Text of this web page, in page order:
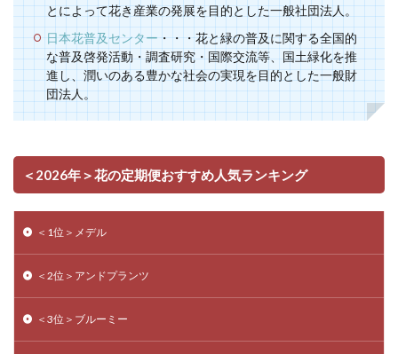
とによって花き産業の発展を目的とした一般社団法人。
日本花普及センター・・・花と緑の普及に関する全国的
な普及啓発活動・調査研究・国際交流等、国土緑化を推
進し、潤いのある豊かな社会の実現を目的とした一般財
団法人。
＜2026年＞花の定期便おすすめ人気ランキング
＜1位＞メデル
＜2位＞アンドプランツ
＜3位＞ブルーミー